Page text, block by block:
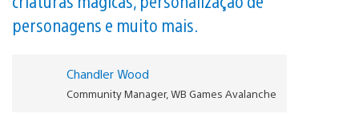
personagens e muito mais.
Chandler Wood
Community Manager, WB Games Avalanche